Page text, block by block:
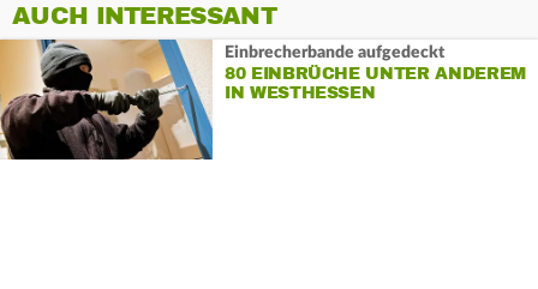
AUCH INTERESSANT
Einbrecherbande aufgedeckt
80 EINBRÜCHE UNTER ANDEREM
IN WESTHESSEN